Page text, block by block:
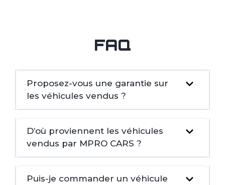
FAQ
Proposez-vous une garantie sur
les véhicules vendus ?
D’où proviennent les véhicules
vendus par MPRO CARS ?
Puis-je commander un véhicule